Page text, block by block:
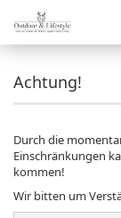
Achtung!
Durch die
Einschränkungen
kommen!
Wir bitten um